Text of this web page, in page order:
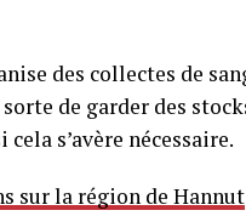
des collectes de
de garder des
s’avère nécessaire.
sur la région de Hannut